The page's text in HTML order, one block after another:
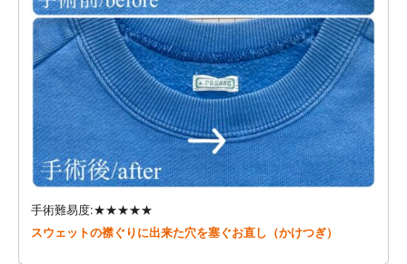
手術難易度:★★★★★
スウェットの襟ぐりに出来た穴を塞ぐお直し（かけつぎ）